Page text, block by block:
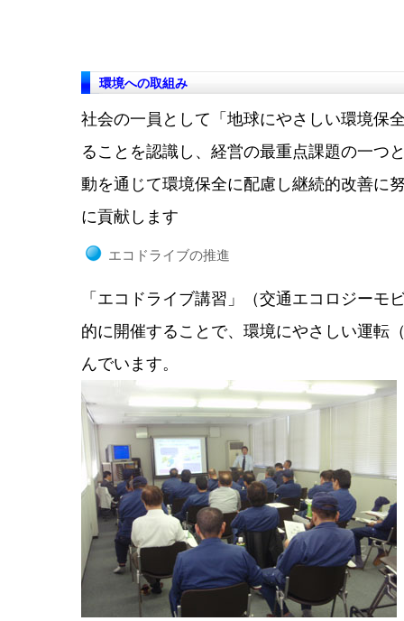
環境への取組み
社会の一員として「地球にやさしい環境保
ることを認識し、経営の最重点課題の一つ
動を通じて環境保全に配慮し継続的改善に
に貢献します
エコドライブの推進
「エコドライブ講習」（交通エコロジーモ
的に開催することで、環境にやさしい運転
んでいます。